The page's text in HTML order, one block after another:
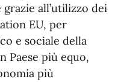
all’utilizzo dei
EU, per
e sociale della
Paese più equo,
più